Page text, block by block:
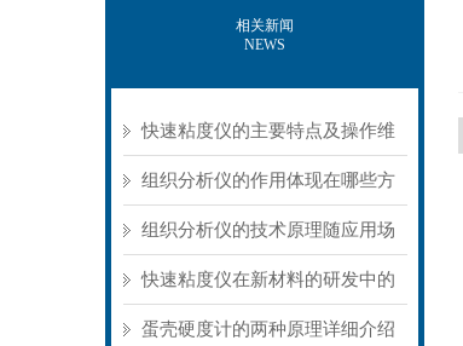
相关新闻
NEWS
快速粘度仪的主要特点及操作维
护方式
组织分析仪的作用体现在哪些方
面？
组织分析仪的技术原理随应用场
景不同存在明显差异
快速粘度仪在新材料的研发中的
应用
蛋壳硬度计的两种原理详细介绍